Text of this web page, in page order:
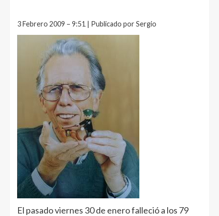
3 Febrero 2009 – 9:51 | Publicado por Sergio
El pasado viernes 30 de enero falleció a los 79